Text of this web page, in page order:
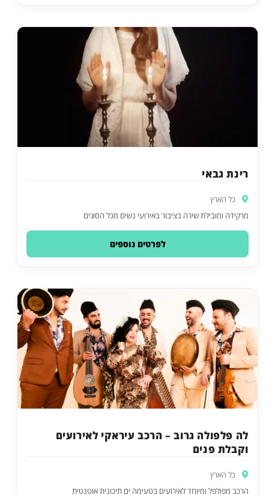
רינת גבאי
כל הארץ
מרקידה ומובילת שירה בציבור באירועי נשים מכל הסוגים
לפרטים נוספים
לה פלפולה גרוב – הרכב עיראקי לאירועים
וקבלת פנים
כל הארץ
הרכב מפולפל ומיוחד לאירועים בטעימה ים תיכונית אוטנטית